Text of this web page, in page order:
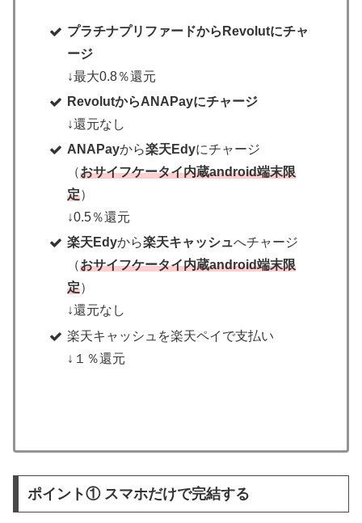
プラチナプリファードからRevolutにチャ
ージ
↓最大0.8％還元
RevolutからANAPayにチャージ
↓還元なし
ANAPayから楽天Edyにチャージ
（おサイフケータイ内蔵android端末限
定）
↓0.5％還元
楽天Edyから楽天キャッシュへチャージ
（おサイフケータイ内蔵android端末限
定）
↓還元なし
楽天キャッシュを楽天ペイで支払い
↓１％還元
ポイント① スマホだけで完結する